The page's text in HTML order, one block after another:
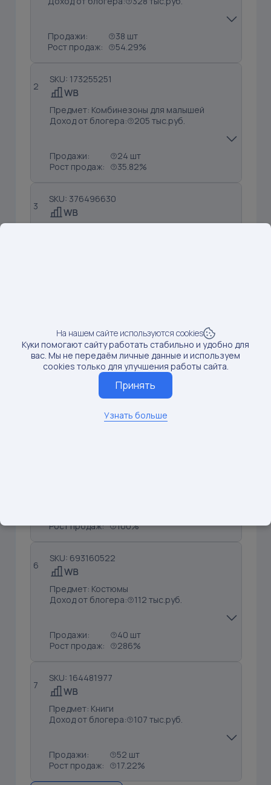
Продажи:
38 шт
Рост продаж:
54.29%
2
SKU: 173255251
Предмет: Комбинезоны для малышей
Доход от блогера:
205 тыс.руб.
Продажи:
24 шт
Рост продаж:
35.82%
3
SKU: 376496630
Предмет: Конверты для малышей
Доход от блогера:
143 тыс.руб.
Рост продаж:
100%
6
SKU: 693160522
Предмет: Костюмы
Доход от блогера:
112 тыс.руб.
Продажи:
40 шт
Рост продаж:
286%
7
SKU: 164481977
Предмет: Книги
Доход от блогера:
107 тыс.руб.
Продажи:
52 шт
Рост продаж:
17.22%
На нашем сайте используются cookies
Куки помогают сайту работать стабильно и удобно для
вас. Мы не передаём личные данные и используем
cookies только для улучшения работы сайта.
Принять
Узнать больше